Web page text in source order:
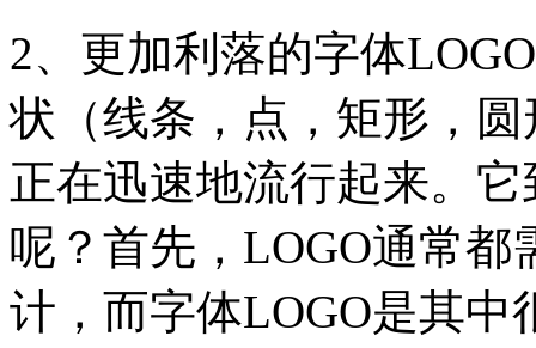
2、更加利落的字体
状（线条，点，矩形，
正在迅速地流行起来。
呢？首先，LOGO通常
计，而字体LOGO是其